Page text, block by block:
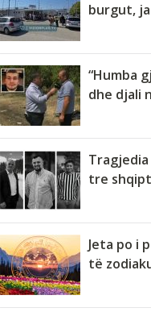
burgut,
“Humba
dhe djali
tre
Jeta po i
të